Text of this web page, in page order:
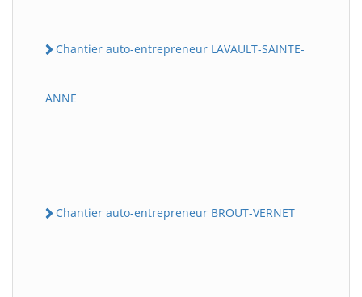
Chantier auto-entrepreneur LAVAULT-SAINTE-
ANNE
Chantier auto-entrepreneur BROUT-VERNET